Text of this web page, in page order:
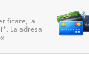
la
La adresa